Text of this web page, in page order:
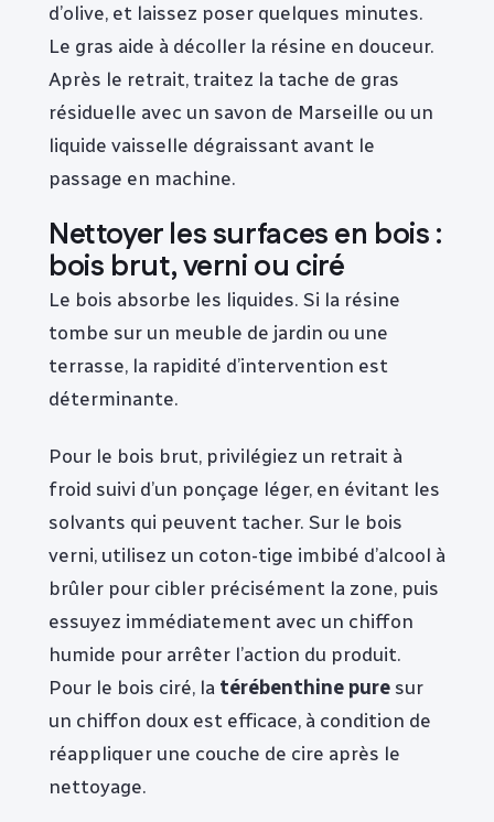
d’olive, et laissez poser quelques minutes.
Le gras aide à décoller la résine en douceur.
Après le retrait, traitez la tache de gras
résiduelle avec un savon de Marseille ou un
liquide vaisselle dégraissant avant le
passage en machine.
Nettoyer les surfaces en bois :
bois brut, verni ou ciré
Le bois absorbe les liquides. Si la résine
tombe sur un meuble de jardin ou une
terrasse, la rapidité d’intervention est
déterminante.
Pour le bois brut, privilégiez un retrait à
froid suivi d’un ponçage léger, en évitant les
solvants qui peuvent tacher. Sur le bois
verni, utilisez un coton-tige imbibé d’alcool à
brûler pour cibler précisément la zone, puis
essuyez immédiatement avec un chiffon
humide pour arrêter l’action du produit.
Pour le bois ciré, la térébenthine pure sur
un chiffon doux est efficace, à condition de
réappliquer une couche de cire après le
nettoyage.